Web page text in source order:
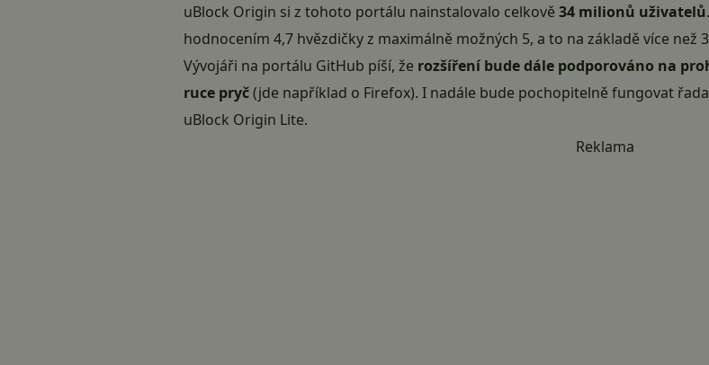
uBlock Origin si z tohoto portálu nainstalovalo celkově34 milionů uživatelů
hodnocením 4,7 hvězdičky z maximálně možných 5, a to na základě více než
Vývojáři na portálu GitHub píší, že rozšíření bude dále podporováno na
ruce pryč(jde například o Firefox). I nadále bude pochopitelně fungovat
uBlock Origin Lite.
Reklama